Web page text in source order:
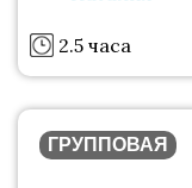
2.5 часа
ГРУППОВАЯ